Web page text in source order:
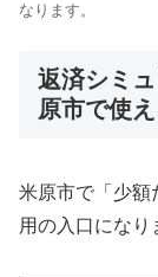
なります。
返済シミ
原市で使
米原市で「少額
用の入口になり